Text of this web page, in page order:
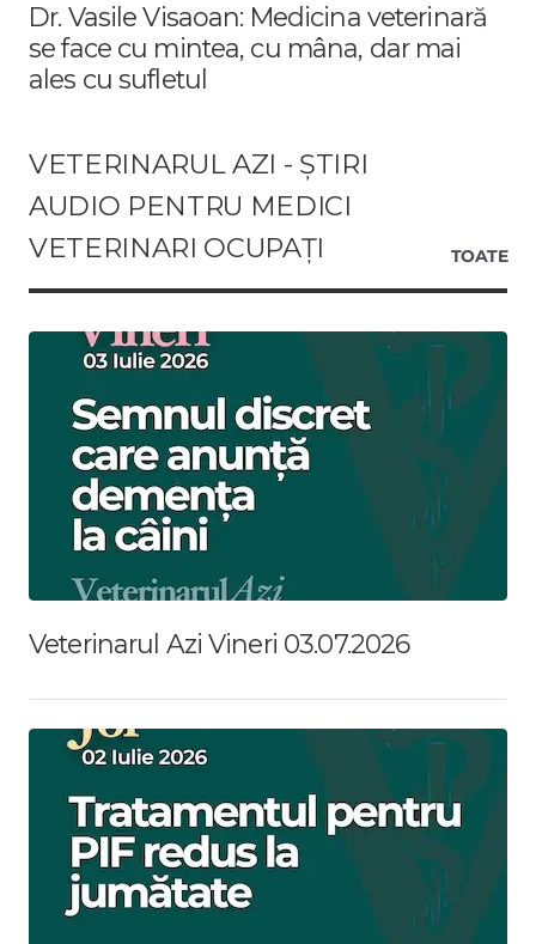
Dr. Vasile Visaoan: Medicina veterinară
se face cu mintea, cu mâna, dar mai
ales cu sufletul
VETERINARUL AZI - ȘTIRI
AUDIO PENTRU MEDICI
VETERINARI OCUPAȚI
TOATE
Veterinarul Azi Vineri 03.07.2026